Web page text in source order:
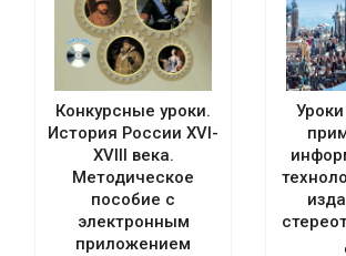
Конкурсные уроки.
История России XVI-
XVIII века.
Методическое
пособие с
электронным
приложением